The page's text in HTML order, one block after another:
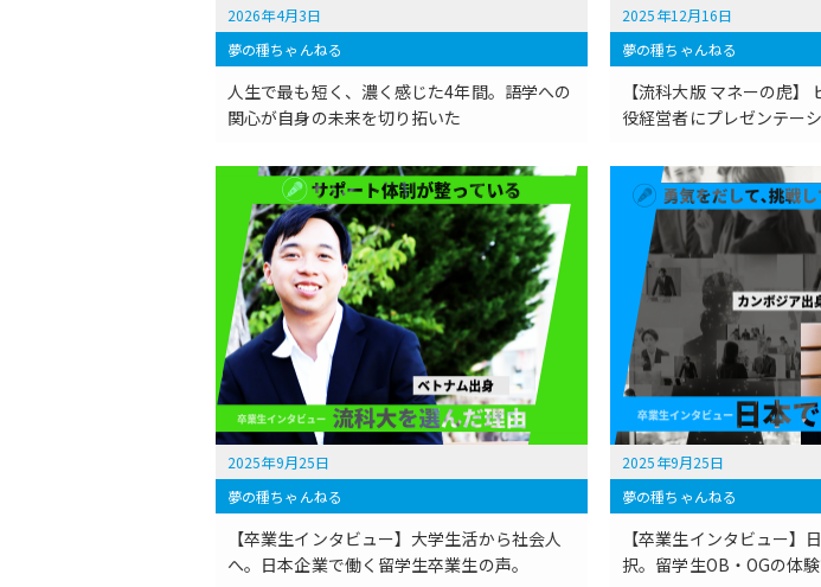
2026年4月3日
夢の種ちゃんねる
人生で最も短く、濃く感じた4年間。語学への
関心が自身の未来を切り拓いた
2025年12月16日
夢の種ちゃんねる
【流科大版 マネーの虎
役経営者にプレゼンテー
2025年9月25日
夢の種ちゃんねる
【卒業生インタビュー】大学生活から社会人
へ。日本企業で働く留学生卒業生の声。
2025年9月25日
夢の種ちゃんねる
【卒業生インタビュー】
択。留学生OB・OGの体